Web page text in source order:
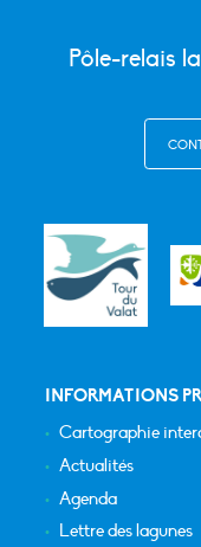
Pôle-relais
INFORMATIONS
Cartographie
Actualités
Agenda
Lettre des lagunes